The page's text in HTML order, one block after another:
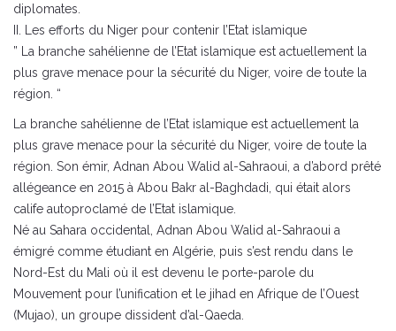
diplomates.
II. Les efforts du Niger pour contenir l’Etat islamique
” La branche sahélienne de l’Etat islamique est actuellement la
plus grave menace pour la sécurité du Niger, voire de toute la
région. “
La branche sahélienne de l’Etat islamique est actuellement la
plus grave menace pour la sécurité du Niger, voire de toute la
région. Son émir, Adnan Abou Walid al-Sahraoui, a d’abord prêté
allégeance en 2015 à Abou Bakr al-Baghdadi, qui était alors
calife autoproclamé de l’Etat islamique.
Né au Sahara occidental, Adnan Abou Walid al-Sahraoui a
émigré comme étudiant en Algérie, puis s’est rendu dans le
Nord-Est du Mali où il est devenu le porte-parole du
Mouvement pour l’unification et le jihad en Afrique de l’Ouest
(Mujao), un groupe dissident d’al-Qaeda.